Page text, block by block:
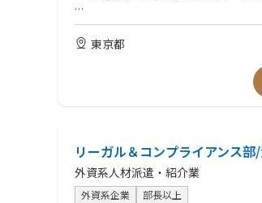
・システム監査の個別計画策定、監査手
・指摘事項改善フォローアップ
・所属組織のマネジメント、メンバーの育
■歓迎条件：
・事業会社における、内部監査もしくはJ-
・システムリスクマネジメントに関する業
・CISA、システム監査技術者の資格保有者
・コミュニケーション能力がある方
・論理的思考が得意な方
東京都
リーガル＆コンプライアンス
外資系人材派遣・紹介業
外資系企業 部長以上